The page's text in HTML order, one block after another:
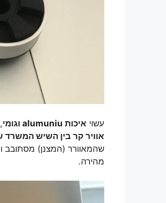
עשוי איכות alumuniu וגומי
אוויר קר בין השיש המשרד
שהמאוורר (המצנן) מסתובב
מהירה.